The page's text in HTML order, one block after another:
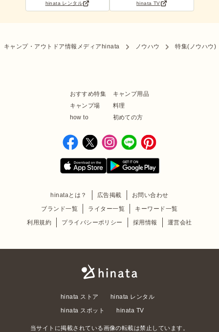
hinata レンタル hinata TV
キャンプ・アウトドア情報メディアhinata ノウハウ 特集(ノウハウ)
おすすめ特集
キャンプ用品
キャンプ場
料理
how to
初めての方
hinataとは？ 広告掲載
お問い合わせ
ブランド一覧
ライター一覧
キーワード一覧
利用規約
プライバシーポリシー 採用情報 運営会社
hinata ストア
hinata レンタル
hinata スポット
hinata TV
当サイトに掲載されている画像の転載は禁止しています。